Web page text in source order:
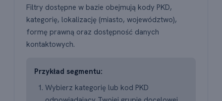
Filtry dostępne w bazie obejmują kody PKD,
kategorię, lokalizację (miasto, województwo),
formę prawną oraz dostępność danych
kontaktowych.
Przykład segmentu:
Wybierz kategorię lub kod PKD